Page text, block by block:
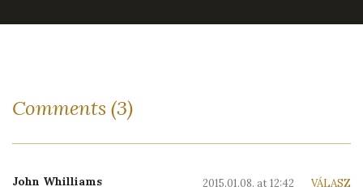
Comments (3)
John Whilliams VÁLASZ
2015.01.08. at 12:42